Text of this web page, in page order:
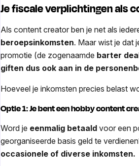
Je fiscale verplichtingen als
Als content creator ben je net als
beroepsinkomsten. Maar wist je dat
promotie (de zogenaamde barter
giften dus ook aan in de
Hoeveel je inkomsten precies belast
Optie 1: Je bent een hobby content
Word je eenmalig betaaldvoor een
georganiseerde basis geld te
occasionele of diverse inkomsten.